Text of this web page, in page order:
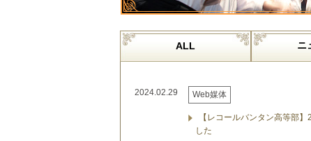
ALL ニ
2024.02.29 Web媒体
【レコールバンタン高等部
した